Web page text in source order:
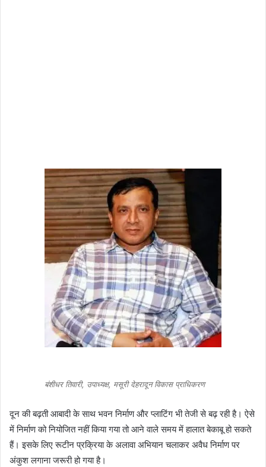
बंशीधर तिवारी, उपाध्यक्ष, मसूरी देहरादून विकास प्राधिकरण
दून की बढ़ती आबादी के साथ भवन निर्माण और प्लाटिंग भी तेजी से बढ़ रही है। ऐसे
में निर्माण को नियोजित नहीं किया गया तो आने वाले समय में हालात बेकाबू हो सकते
हैं। इसके लिए रूटीन प्रक्रिया के अलावा अभियान चलाकर अवैध निर्माण पर
अंकुश लगाना जरूरी हो गया है।